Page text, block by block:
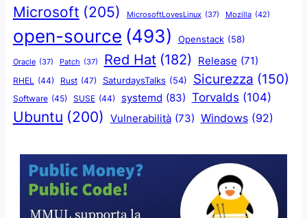
Microsoft (205) MicrosoftLovesLinux (37) Mozilla (42)
open-source (493) Openstack (58)
Oracle (37) Patch (37) Red Hat (182) Release (71)
RHEL (44) Rust (47) SaturdaysTalks (54) Sicurezza (150)
Software (45) SUSE (44) systemd (83) Torvalds (104)
Ubuntu (200) Vulnerabilità (73) Windows (92)